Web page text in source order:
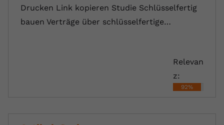
Drucken Link kopieren Studie Schlüsselfertig
bauen Verträge über schlüsselfertige…
Relevan
z:
92%